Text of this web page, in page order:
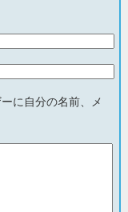
に自分の名前、メ